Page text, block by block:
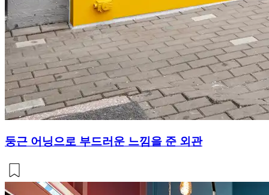
둥근 어닝으로 부드러운 느낌을 준 외관